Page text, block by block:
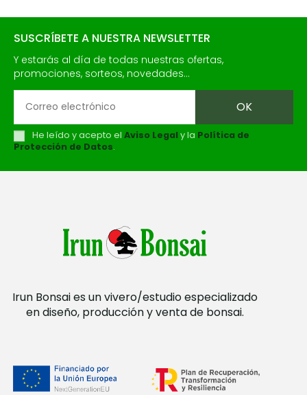
SUSCRÍBETE A NUESTRA NEWSLETTER
Y estarás al día de todas nuestras ofertas,
promociones, sorteos, novedades...
He leído y acepto el Aviso Legaly la Política de
Protección de Datos.
Irun Bonsai es un vivero/estudio especializado
en diseño, producción y venta de bonsai.